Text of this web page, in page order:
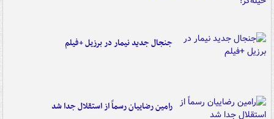
جنجال جدید نیمار در برزیل +فیلم
رامین رضاییان رسماً از استقلال جدا شد